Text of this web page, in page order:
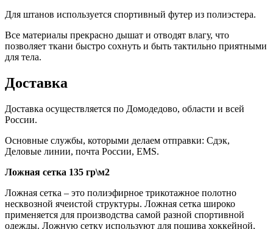
Для штанов используется спортивный футер из полиэстера.
Все материалы прекрасно дышат и отводят влагу, что
позволяет ткани быстро сохнуть и быть тактильно приятными
для тела.
Доставка
Доставка осуществляется по Домодедово, области и всей
России.
Основные службы, которыми делаем отправки: Сдэк,
Деловые линии, почта России, EMS.
Ложная сетка 135 гр\м2
Ложная сетка – это полиэфирное трикотажное полотно
несквозной ячеистой структуры. Ложная сетка широко
применяется для производства самой разной спортивной
одежды. Ложную сетку используют для пошива хоккейной,